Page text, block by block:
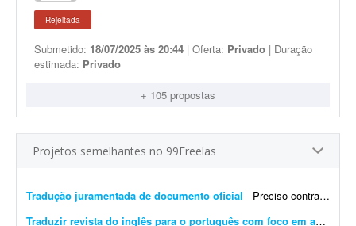
Rejeitada
Submetido: 18/07/2025 às 20:44 | Oferta: Privado | Duração
estimada: Privado
+ 105 propostas
Projetos semelhantes no 99Freelas
Tradução juramentada de documento oficial - Preciso contratar um tradutor público juramentado para realizar a tradução oficial de um documento. O documento será utilizado para fins oficiais, portanto a tradu&cced...
Traduzir revista do inglês para o português com foco em aprendizagem